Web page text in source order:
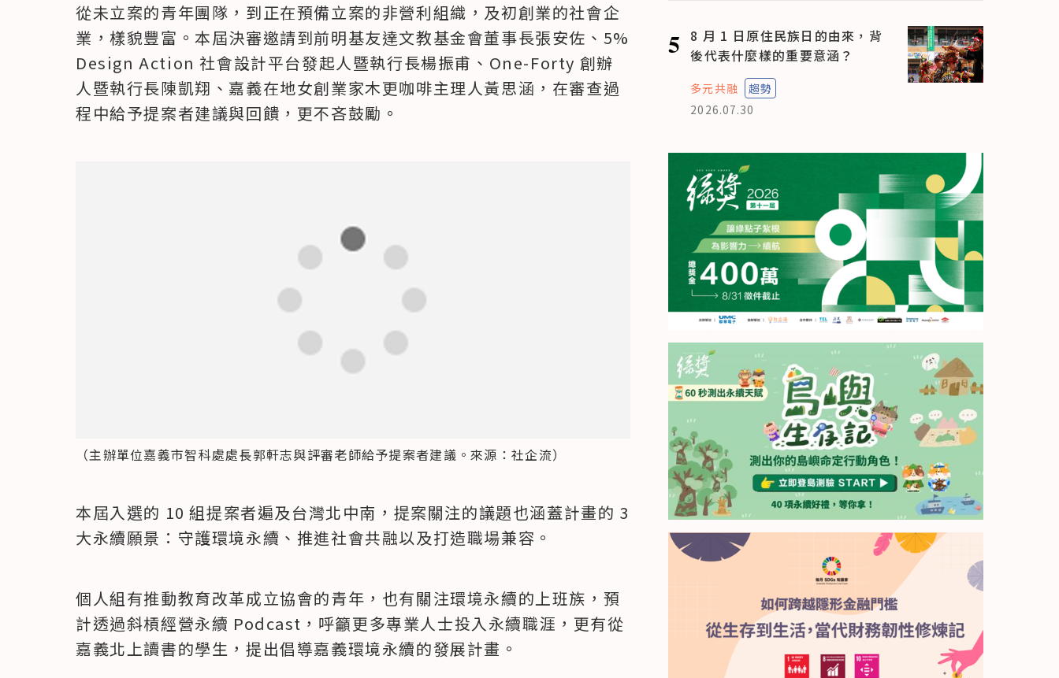
從未立案的青年團隊，到正在預備立案的非營利組織，及初創業的社會企
業，樣貌豐富。本屆決審邀請到前明基友達文教基金會董事長張安佐、5%
Design Action 社會設計平台發起人暨執行長楊振甫、One-Forty 創辦
人暨執行長陳凱翔、嘉義在地女創業家木更咖啡主理人黃思涵，在審查過
程中給予提案者建議與回饋，更不吝鼓勵。
（主辦單位嘉義市智科處處長郭軒志與評審老師給予提案者建議。來源：社企流）
本屆入選的 10 組提案者遍及台灣北中南，提案關注的議題也涵蓋計畫的 3
大永續願景：守護環境永續、推進社會共融以及打造職場兼容。
個人組有推動教育改革成立協會的青年，也有關注環境永續的上班族，預
計透過斜槓經營永續 Podcast，呼籲更多專業人士投入永續職涯，更有從
嘉義北上讀書的學生，提出倡導嘉義環境永續的發展計畫。
5
8 月 1 日原住民族日的由來，背
後代表什麼樣的重要意涵？
多元共融
趨勢
2026.07.30